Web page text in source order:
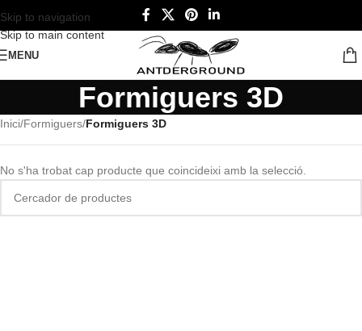
Skip to navigation
Skip to main content
MENU
Formiguers 3D
Inici/Formiguers/Formiguers 3D
No s'ha trobat cap producte que coincideixi amb la selecció.